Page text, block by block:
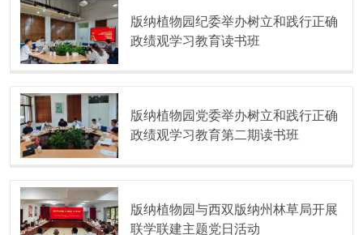
版纳植物园纪委举办树立和践行正确
政绩观学习教育读书班
版纳植物园党委举办树立和践行正确
政绩观学习教育第二期读书班
版纳植物园与西双版纳州林草局开展
联学联建主题党日活动